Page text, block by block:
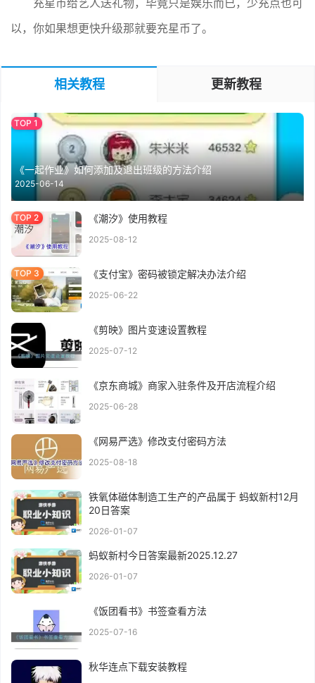
以，你如果想更快升级那就要充星币了。
相关教程 更新教程
《一起作业》如何添加及退出班级的方法介绍
2025-06-14
《潮汐》使用教程
2025-08-12
《支付宝》密码被锁定解决办法介绍
2025-06-22
《剪映》图片变速设置教程
2025-07-12
《京东商城》商家入驻条件及开店流程介绍
2025-06-28
《网易严选》修改支付密码方法
2025-08-18
铁氧体磁体制造工生产的产品属于 蚂蚁新村12月
20日答案
2026-01-07
蚂蚁新村今日答案最新2025.12.27
2026-01-07
《饭团看书》书签查看方法
2025-07-16
秋华连点下载安装教程